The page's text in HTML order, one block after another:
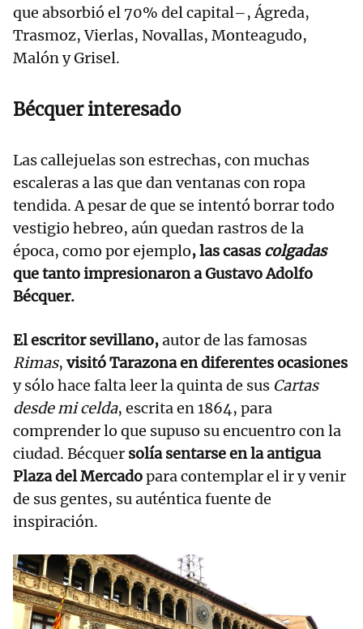
que absorbió el 70% del capital–, Ágreda,
Trasmoz, Vierlas, Novallas, Monteagudo,
Malón y Grisel.
Bécquer interesado
Las callejuelas son estrechas, con muchas
escaleras a las que dan ventanas con ropa
tendida. A pesar de que se intentó borrar todo
vestigio hebreo, aún quedan rastros de la
época, como por ejemplo, las casas colgadas
que tanto impresionaron a Gustavo Adolfo
Bécquer.
El escritor sevillano,autor de las famosas
Rimas, visitó Tarazona en diferentes ocasiones
y sólo hace falta leer la quinta de sus Cartas
desde mi celda, escrita en 1864, para
comprender lo que supuso su encuentro con la
ciudad. Bécquer solía sentarse en la antigua
Plaza del Mercadopara contemplar el ir y venir
de sus gentes, su auténtica fuente de
inspiración.